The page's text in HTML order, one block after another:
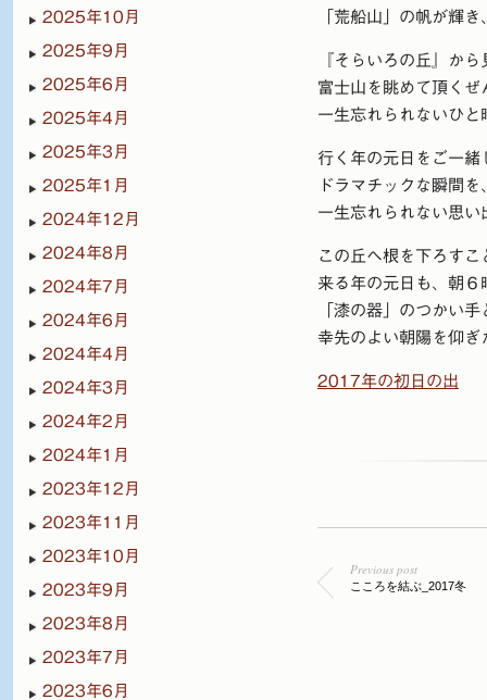
「荒船山」の帆が輝
『そらいろの丘』か
富士山を眺めて頂くぜ
一生忘れられないひと
行く年の元日をご一
ドラマチックな瞬間
一生忘れられない思い
この丘へ根を下ろす
来る年の元日も、朝６
「漆の器」のつかい
幸先のよい朝陽を仰
2017年の初日の出
Previous post
こころを結ぶ_2017冬
2025年10月
2025年9月
2025年6月
2025年4月
2025年3月
2025年1月
2024年12月
2024年8月
2024年7月
2024年6月
2024年4月
2024年3月
2024年2月
2024年1月
2023年12月
2023年11月
2023年10月
2023年9月
2023年8月
2023年7月
2023年6月